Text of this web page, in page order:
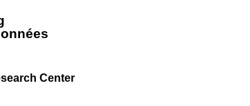
Center